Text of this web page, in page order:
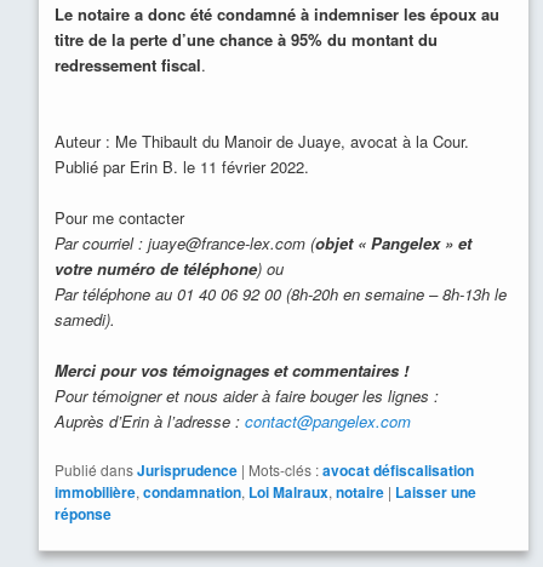
Le notaire a donc été condamné à indemniser les époux au
titre de la perte d’une chance à 95% du montant du
redressement fiscal.
Auteur : Me Thibault du Manoir de Juaye, avocat à la Cour.
Publié par Erin B. le 11 février 2022.
Pour me contacter
Par courriel : juaye@france-lex.com (objet « Pangelex » et
votre numéro de téléphone) ou
Par téléphone au 01 40 06 92 00 (8h-20h en semaine – 8h-13h le
samedi).
Merci pour vos témoignages et commentaires !
Pour témoigner et nous aider à faire bouger les lignes :
Auprès d’Erin à l’adresse : contact@pangelex.com
Publié dansJurisprudence | Mots-clés :avocat défiscalisation
immobilière, condamnation, Loi Malraux, notaire | Laisser une
réponse